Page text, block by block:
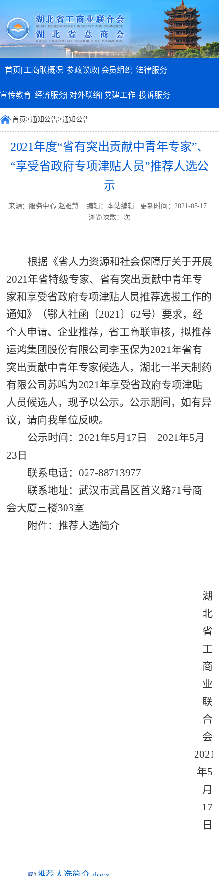
首页| 工商联概况| 参政议政| 会员组织| 法律服务
宣传教育| 经济服务| 对外联络| 党建工作| 投诉服务
首页>通知公告>通知公告
2021年度“省有突出贡献中青年专家”、
“享受省政府专项津贴人员”推荐人选公
示
来源：服务中心 赵雅慧 编辑：本站编辑 更新时间：2021-05-17
浏览次数： 次
根据《省人力资源和社会保障厅关于开展
2021年省特级专家、省有突出贡献中青年专
家和享受省政府专项津贴人员推荐选拔工作的
通知》（鄂人社函〔2021〕62号）要求，经
个人申请、企业推荐，省工商联审核，拟推荐
运鸿集团股份有限公司李玉保为2021年省有
突出贡献中青年专家候选人，湖北一半天制药
有限公司苏鸣为2021年享受省政府专项津贴
人员候选人，现予以公示。公示期间，如有异
议，请向我单位反映。
公示时间：2021年5月17日—2021年5月
23日
联系电话：027-88713977
联系地址：武汉市武昌区首义路71号商
会大厦三楼303室
附件：推荐人选简介
湖
北
省
工
商
业
联
合
会
2021
年5
月
17
日